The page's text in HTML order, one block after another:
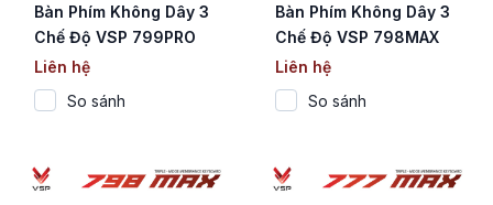
Bàn Phím Không Dây 3
Chế Độ VSP 799PRO
Pink (Membrane / 102
Phím / Màn Hình Digital
/ RGB / 4000mAh)
Liên hệ
So sánh
Bàn Phím Không Dây 3
Chế Độ VSP 798MAX
White (Membrane / 103
Phím / Màn Hình Digital
/ RGB / 4000mAh)
Liên hệ
So sánh